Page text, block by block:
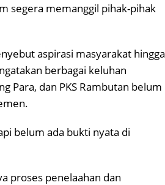
segera memanggil pihak-pihak
aspirasi masyarakat hingga
berbagai keluhan
Para, dan PKS Rambutan belum
belum ada bukti nyata di
proses penelaahan dan